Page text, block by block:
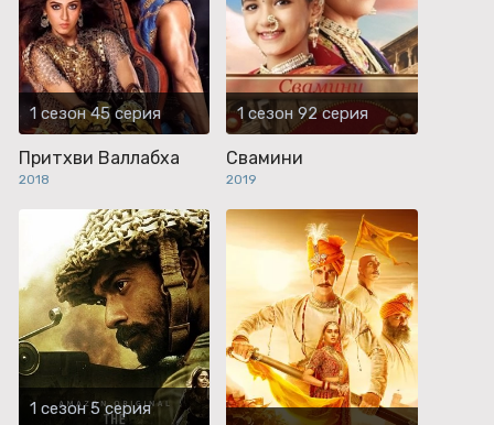
1 сезон 45 серия
Притхви Валлабха
2018
1 сезон 92 серия
Свамини
2019
1 сезон 5 серия